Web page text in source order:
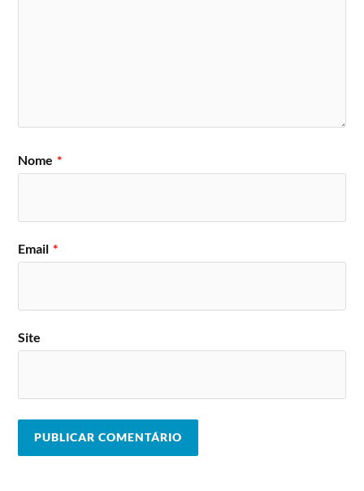
Nome *
Email *
Site